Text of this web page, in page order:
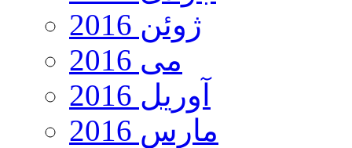
ژوئن 2016
می 2016
آوریل 2016
مارس 2016